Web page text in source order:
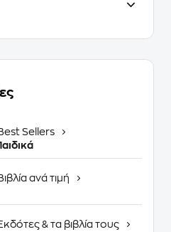
Sellers
ανά τιμή
& τα βιβλία τους